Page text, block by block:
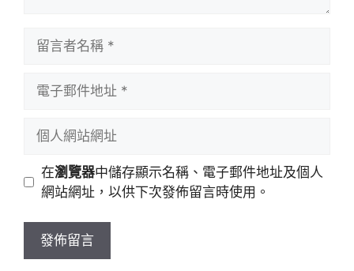
址
站
址
在瀏覽器中儲存顯示名稱、電子郵件地址及個人
網站網址，以供下次發佈留言時使用。